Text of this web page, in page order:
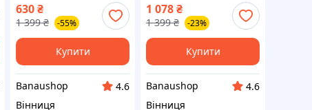
чорні 2XL
630₴
1 399 ₴ -55%
Купити
Banaushop
4.6
Вінниця
1 078₴
1 399 ₴ -23%
Купити
Banaushop
4.6
Вінниця